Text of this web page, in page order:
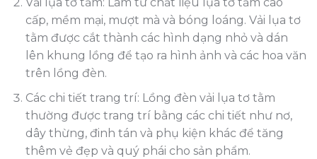
Vải lụa tơ tằm: Làm từ chất liệu lụa tơ tằm cao
cấp, mềm mại, mượt mà và bóng loáng. Vải lụa tơ
tằm được cắt thành các hình dạng nhỏ và dán
lên khung lồng để tạo ra hình ảnh và các hoa văn
trên lồng đèn.
Các chi tiết trang trí: Lồng đèn vải lụa tơ tằm
thường được trang trí bằng các chi tiết như nơ,
dây thừng, đinh tán và phụ kiện khác để tăng
thêm vẻ đẹp và quý phái cho sản phẩm.